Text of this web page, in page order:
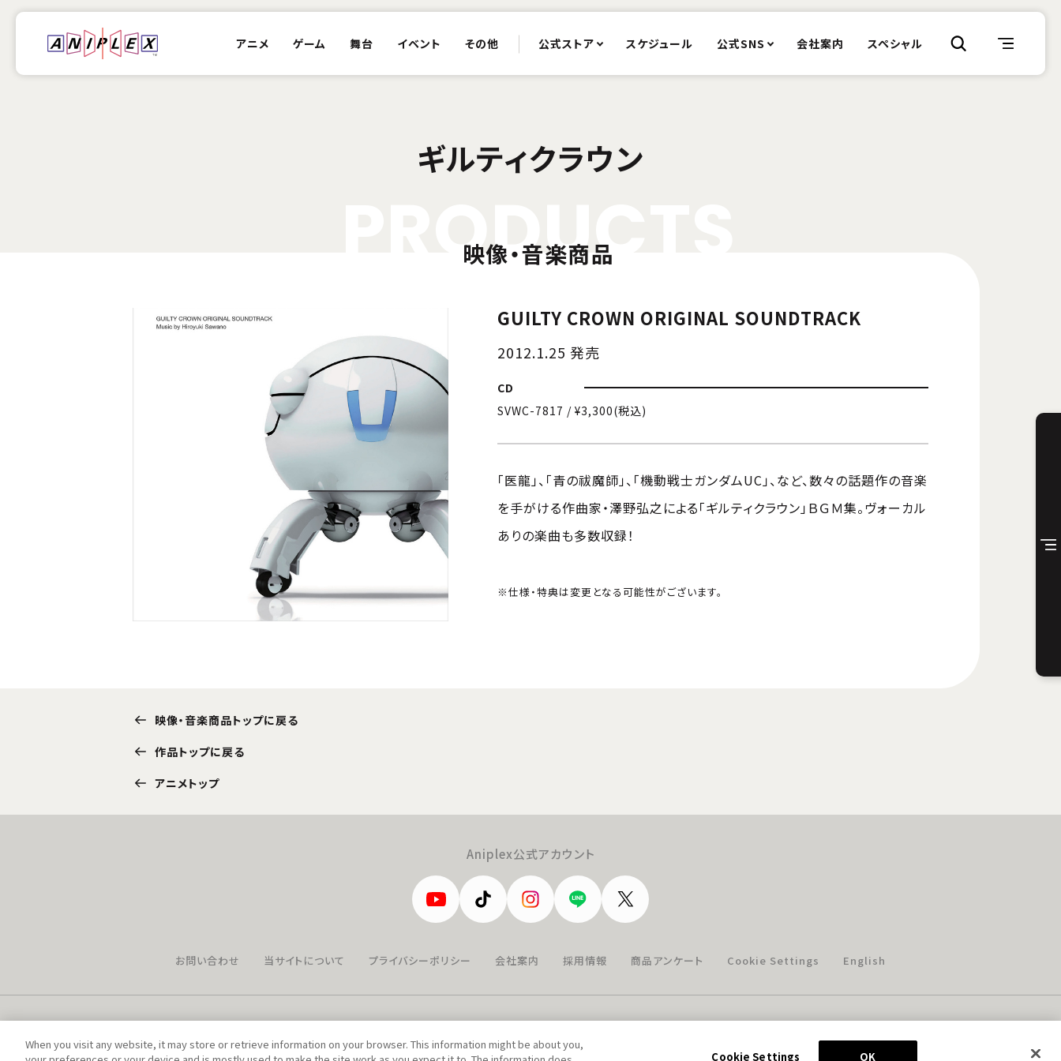
アニメ ゲーム 舞台 イベント その他 公式ストア スケジュール 公式SNS 会社案内 スペシャル
ギルティクラウン
ODUC
映像・音楽商品
GUILTY CROWN ORIGINAL SOUNDTRACK
2012.1.25 発売
CD
SVWC-7817 / ¥3,300(税込)
「医龍」、「青の祓魔師」、「機動戦士ガンダムUC」、など、数々の話題作の音楽
を手がける作曲家・澤野弘之による「ギルティクラウン」ＢＧＭ集。ヴォーカル
ありの楽曲も多数収録！
※仕様・特典は変更となる可能性がございます。
映像・音楽商品トップに戻る
作品トップに戻る
アニメトップ
Aniplex公式アカウント
お問い合わせ 当サイトについて プライバシーポリシー 会社案内 採用情報 商品アンケート Cookie Settings English
© Aniplex Inc. All rights reserved.
When you visit any website, it may store or retrieve information on your browser. This information might be about you,
Cookie Settings OK